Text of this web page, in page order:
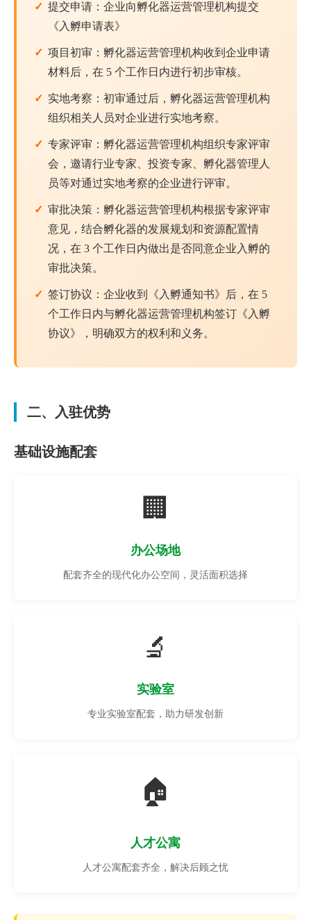
提交申请：企业向孵化器运营管理机构提交
《入孵申请表》
项目初审：孵化器运营管理机构收到企业申请
材料后，在 5 个工作日内进行初步审核。
实地考察：初审通过后，孵化器运营管理机构
组织相关人员对企业进行实地考察。
专家评审：孵化器运营管理机构组织专家评审
会，邀请行业专家、投资专家、孵化器管理人
员等对通过实地考察的企业进行评审。
审批决策：孵化器运营管理机构根据专家评审
意见，结合孵化器的发展规划和资源配置情
况，在 3 个工作日内做出是否同意企业入孵的
审批决策。
签订协议：企业收到《入孵通知书》后，在 5
个工作日内与孵化器运营管理机构签订《入孵
协议》，明确双方的权利和义务。
二、入驻优势
基础设施配套
🏢
办公场地
配套齐全的现代化办公空间，灵活面积选择
🔬
实验室
专业实验室配套，助力研发创新
🏠
人才公寓
人才公寓配套齐全，解决后顾之忧